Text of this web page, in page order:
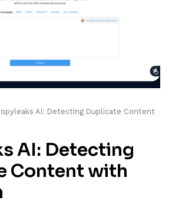
AI: Detecting Duplicate Content
AI: Detecting
Content with